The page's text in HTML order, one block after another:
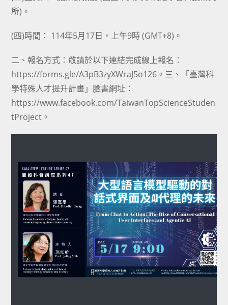
所)。
(四)時間： 114年5月17日，上午9時 (GMT+8)。
二、報名方式：敬請於以下連結完成線上報名：
https://forms.gle/A3pB3zyXWraJ5o126。三、「臺灣科
學特殊人才提升計畫」臉書網址：
https://www.facebook.com/TaiwanTopScienceStuden
tProject。